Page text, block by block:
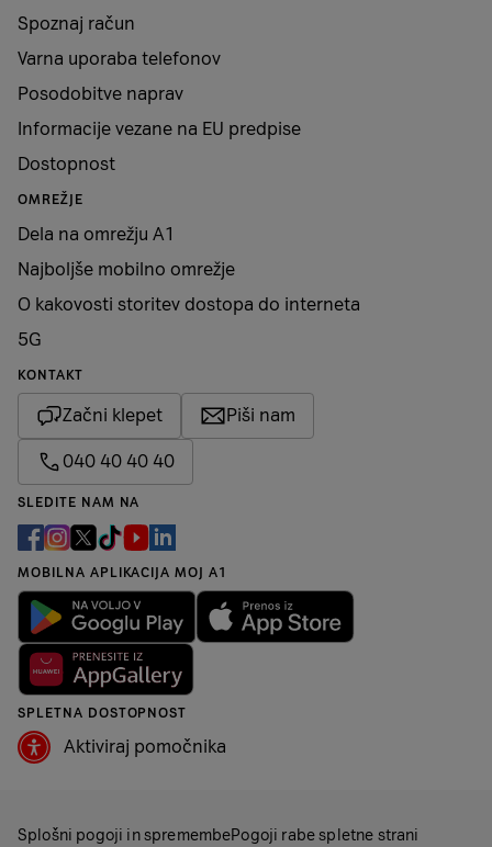
Spoznaj račun
Varna uporaba telefonov
Posodobitve naprav
Informacije vezane na EU predpise
Dostopnost
OMREŽJE
Dela na omrežju A1
Najboljše mobilno omrežje
O kakovosti storitev dostopa do interneta
5G
KONTAKT
Začni klepet Piši nam
040 40 40 40
SLEDITE NAM NA
MOBILNA APLIKACIJA MOJ A1
SPLETNA DOSTOPNOST
Aktiviraj pomočnika
Splošni pogoji in spremembePogoji rabe spletne strani